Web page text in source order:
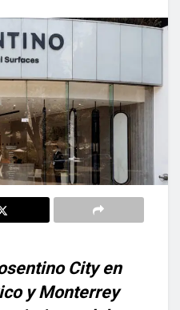
City en
y Monterrey